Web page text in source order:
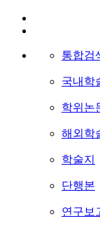
통합검
국내학
학위논
해외학
학술지
단행본
연구보